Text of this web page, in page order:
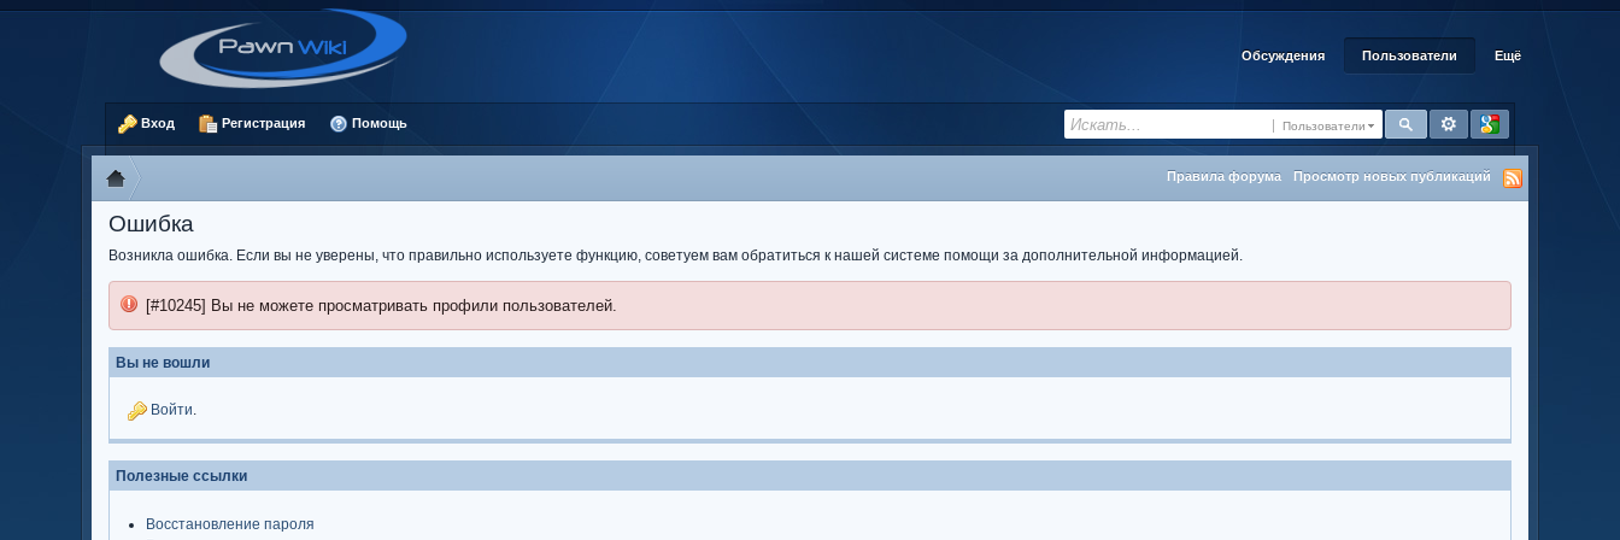
Обсуждения Пользователи Ещё
Пользователи
Вход Регистрация Помощь
Правила форума Просмотр новых публикаций
Ошибка
Возникла ошибка. Если вы не уверены, что правильно используете функцию, советуем вам обратиться к нашей системе помощи за дополнительной информацией.
[#10245] Вы не можете просматривать профили пользователей.
Вы не вошли
Войти.
Полезные ссылки
Восстановление пароля